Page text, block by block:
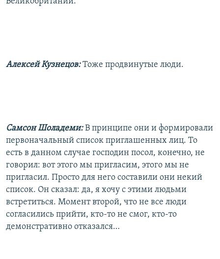
Алексей Кузнецов:Тоже продвинутые люди.
Самсон Шоладеми:В принципе они и формировали
первоначальный список приглашенных лиц. То
есть в данном случае господин посол, конечно, не
говорил: вот этого мы пригласим, этого мы не
пригласил. Просто для него составили они некий
список. Он сказал: да, я хочу с этими людьми
встретиться. Момент второй, что не все люди
согласились прийти, кто-то не смог, кто-то
демонстративно отказался…